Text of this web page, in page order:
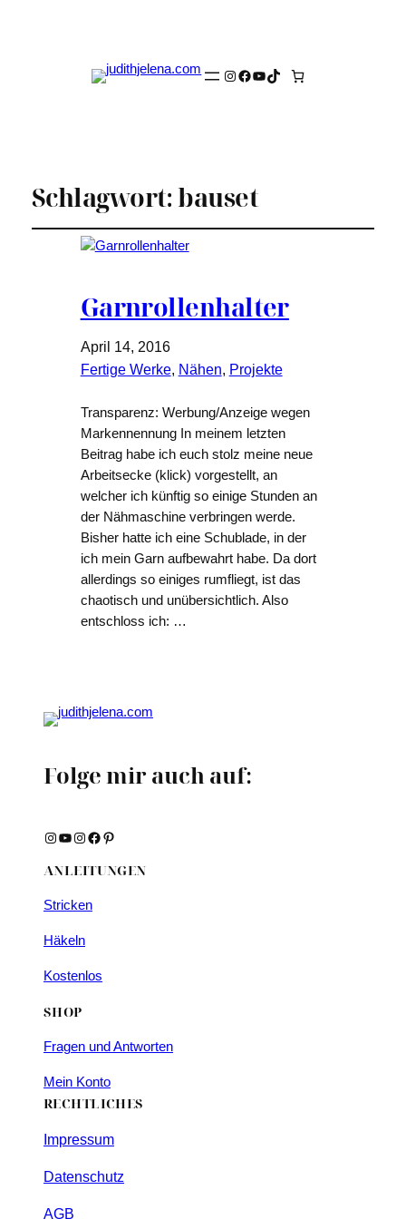
Instagram
Facebook
YouTube
TikTok
Schlagwort:bauset
Garnrollenhalter
April 14, 2016
Fertige Werke, Nähen, Projekte
Transparenz: Werbung/Anzeige wegen
Markennennung In meinem letzten
Beitrag habe ich euch stolz meine neue
Arbeitsecke (klick) vorgestellt, an
welcher ich künftig so einige Stunden an
der Nähmaschine verbringen werde.
Bisher hatte ich eine Schublade, in der
ich mein Garn aufbewahrt habe. Da dort
allerdings so einiges rumfliegt, ist das
chaotisch und unübersichtlich. Also
entschloss ich: …
Folge mir auch auf:
Instagram YouTube Instagram Facebook Pinterest
ANLEITUNGEN
Stricken
Häkeln
Kostenlos
SHOP
Fragen und Antworten
Mein Konto
RECHTLICHES
Impressum
Datenschutz
AGB